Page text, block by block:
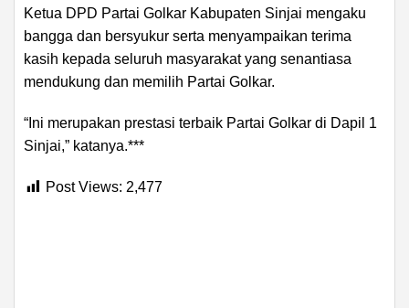
Ketua DPD Partai Golkar Kabupaten Sinjai mengaku
bangga dan bersyukur serta menyampaikan terima
kasih kepada seluruh masyarakat yang senantiasa
mendukung dan memilih Partai Golkar.
“Ini merupakan prestasi terbaik Partai Golkar di Dapil 1
Sinjai,” katanya.***
Post Views: 2,477